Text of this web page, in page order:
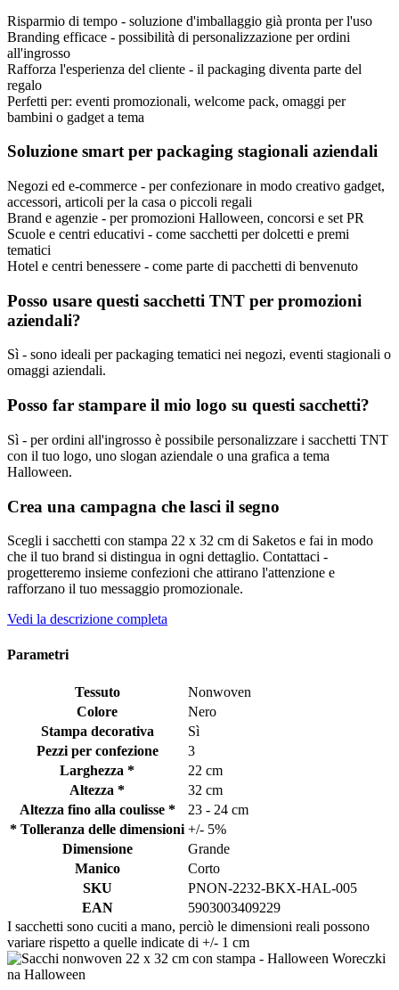
Risparmio di tempo - soluzione d'imballaggio già pronta per l'uso
Branding efficace - possibilità di personalizzazione per ordini
all'ingrosso
Rafforza l'esperienza del cliente - il packaging diventa parte del
regalo
Perfetti per: eventi promozionali, welcome pack, omaggi per
bambini o gadget a tema
Soluzione smart per packaging stagionali aziendali
Negozi ed e-commerce - per confezionare in modo creativo gadget,
accessori, articoli per la casa o piccoli regali
Brand e agenzie - per promozioni Halloween, concorsi e set PR
Scuole e centri educativi - come sacchetti per dolcetti e premi
tematici
Hotel e centri benessere - come parte di pacchetti di benvenuto
Posso usare questi sacchetti TNT per promozioni
aziendali?
Sì - sono ideali per packaging tematici nei negozi, eventi stagionali o
omaggi aziendali.
Posso far stampare il mio logo su questi sacchetti?
Sì - per ordini all'ingrosso è possibile personalizzare i sacchetti TNT
con il tuo logo, uno slogan aziendale o una grafica a tema
Halloween.
Crea una campagna che lasci il segno
Scegli i sacchetti con stampa 22 x 32 cm di Saketos e fai in modo
che il tuo brand si distingua in ogni dettaglio. Contattaci -
progetteremo insieme confezioni che attirano l'attenzione e
rafforzano il tuo messaggio promozionale.
Vedi la descrizione completa
Parametri
Tessuto
Nonwoven
Colore
Nero
Stampa decorativa
Sì
Pezzi per confezione
3
Larghezza *
22 cm
Altezza *
32 cm
Altezza fino alla coulisse *
23 - 24 cm
* Tolleranza delle dimensioni +/- 5%
Dimensione
Grande
Manico
Corto
SKU
PNON-2232-BKX-HAL-005
EAN
5903003409229
I sacchetti sono cuciti a mano, perciò le dimensioni reali possono
variare rispetto a quelle indicate di +/- 1 cm